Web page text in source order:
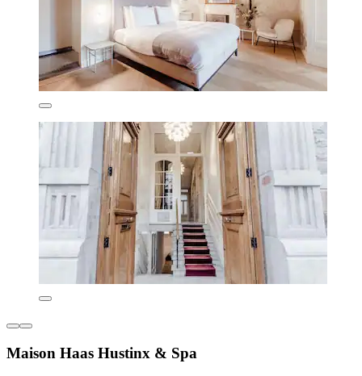
Maison Haas Hustinx & Spa